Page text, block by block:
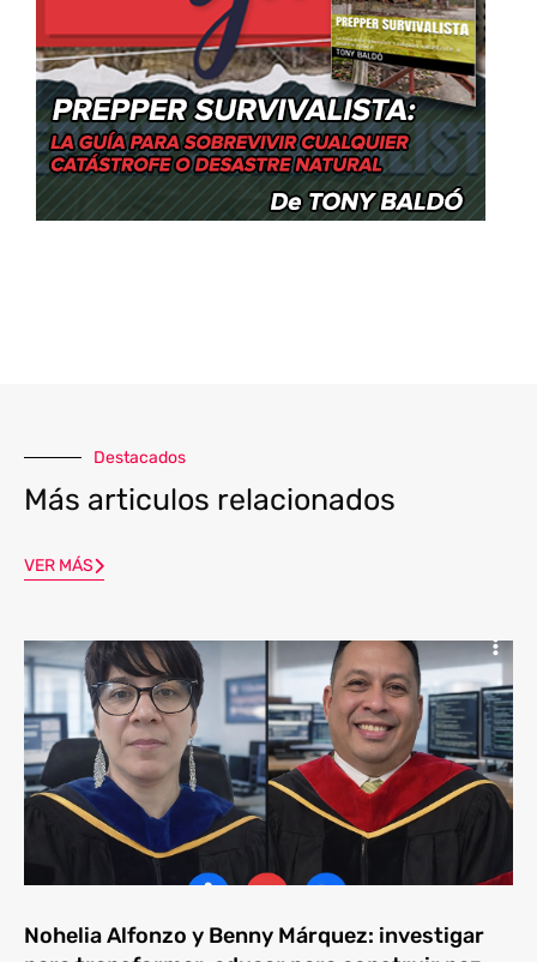
Destacados
Más articulos relacionados
VER MÁS
Nohelia Alfonzo y Benny Márquez: investigar